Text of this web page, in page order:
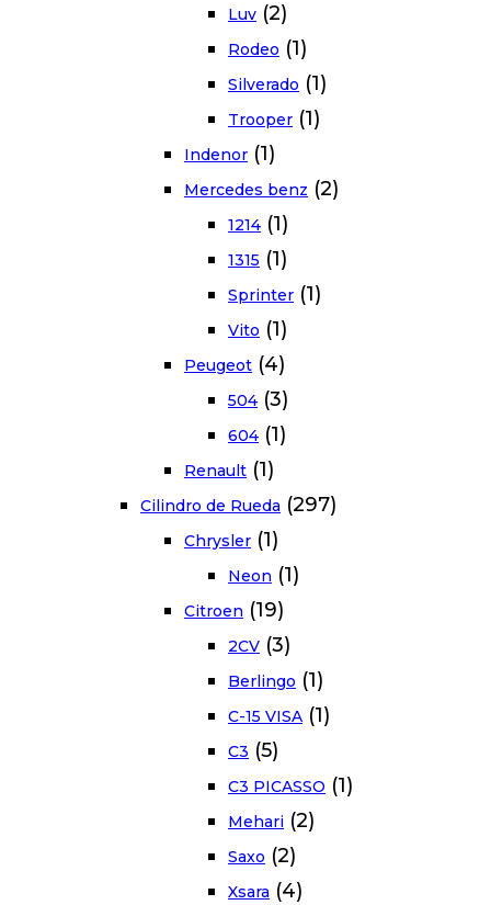
Luv (2)
Rodeo (1)
Silverado (1)
Trooper (1)
Indenor (1)
Mercedes benz (2)
1214 (1)
1315 (1)
Sprinter (1)
Vito (1)
Peugeot (4)
504 (3)
604 (1)
Renault (1)
Cilindro de Rueda (297)
Chrysler (1)
Neon (1)
Citroen (19)
2CV (3)
Berlingo (1)
C-15 VISA (1)
C3 (5)
C3 PICASSO (1)
Mehari (2)
Saxo (2)
Xsara (4)